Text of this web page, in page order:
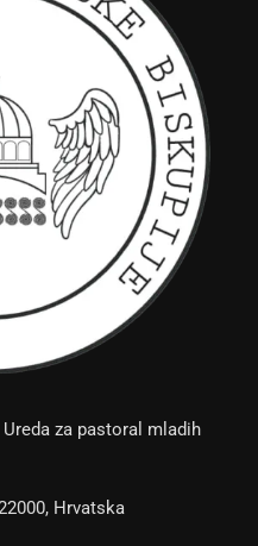
za pastoral mladih
Hrvatska